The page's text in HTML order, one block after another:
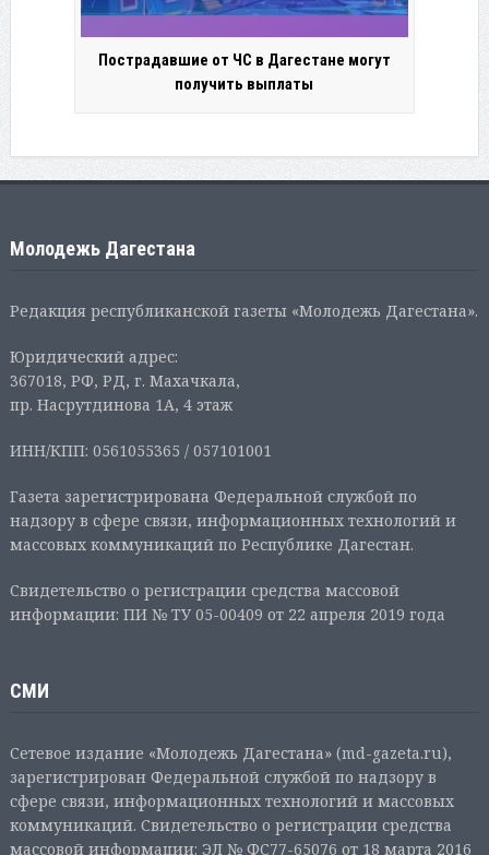
Пострадавшие от ЧС в Дагестане могут
получить выплаты
Молодежь Дагестана
Редакция республиканской газеты «Молодежь Дагестана».
Юридический адрес:
367018, РФ, РД, г. Махачкала,
пр. Насрутдинова 1А, 4 этаж
ИНН/КПП: 0561055365 / 057101001
Газета зарегистрирована Федеральной службой по
надзору в сфере связи, информационных технологий и
массовых коммуникаций по Республике Дагестан.
Свидетельство о регистрации средства массовой
информации: ПИ № ТУ 05-00409 от 22 апреля 2019 года
СМИ
Сетевое издание «Молодежь Дагестана» (md-gazeta.ru),
зарегистрирован Федеральной службой по надзору в
сфере связи, информационных технологий и массовых
коммуникаций. Свидетельство о регистрации средства
массовой информации: ЭЛ № ФС77-65076 от 18 марта 2016